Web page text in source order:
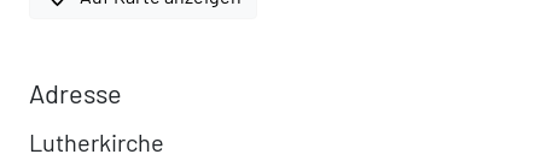
Adresse
Lutherkirche